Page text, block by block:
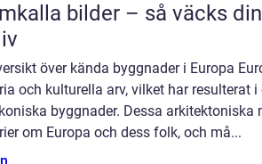
bilder – så väcks
över kända byggnader i Europa
och kulturella arv, vilket har resulterat
byggnader. Dessa arkitektoniska
om Europa och dess folk, och må...